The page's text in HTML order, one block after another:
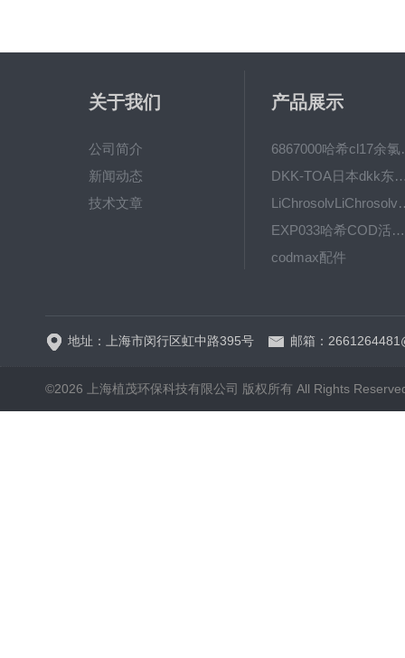
关于我们
公司简介
新闻动态
技术文章
产品展示
6867000
DKK-TOA日本dkk东亚电
EXP033哈希COD活塞泵价格 EXP033
codmax配件
地址：上海市闵行区虹中路395号 邮箱：
©2026 上海植茂环保科技有限公司 版权所有 All Rights